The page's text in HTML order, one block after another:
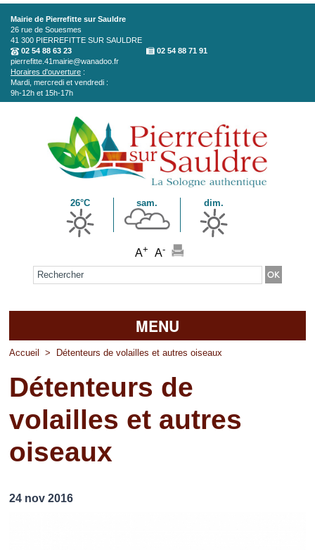
Aller au contenu principal
Mairie de Pierrefitte sur Sauldre
26 rue de Souesmes
41 300 PIERREFITTE SUR SAULDRE
02 54 88 63 23
02 54 88 71 91
pierrefitte.41mairie@wanadoo.fr
Horaires d'ouverture :
Mardi, mercredi et vendredi :
9h-12h et 15h-17h
26°C sam. dim.
A+ A-
Formulaire de recherche
MENU
Accueil
La mairie
Découvrir Pierrefitte
Vie pratique
Accueil > Détenteurs de volailles et autres oiseaux
Détenteurs de
volailles et autres
oiseaux
24 nov 2016